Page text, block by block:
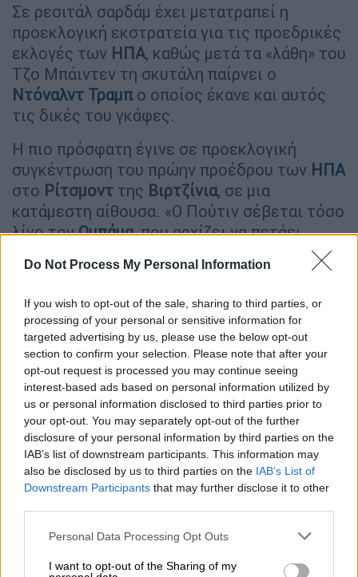
Do Not Process My Personal Information
If you wish to opt-out of the sale, sharing to third parties, or
processing of your personal or sensitive information for
targeted advertising by us, please use the below opt-out
section to confirm your selection. Please note that after your
opt-out request is processed you may continue seeing
interest-based ads based on personal information utilized by
us or personal information disclosed to third parties prior to
your opt-out. You may separately opt-out of the further
disclosure of your personal information by third parties on the
IAB’s list of downstream participants. This information may
also be disclosed by us to third parties on the IAB’s List of
Downstream Participants that may further disclose it to other
Please note that this website/app uses one or more Google
not limited to your visit or usage behaviour. You may click to
Personal Data Processing Opt Outs
I want to opt-out of the Sharing of my
Σε ρεσιτάλ σαρδάμ έχει μετατραπεί η
προεκλογική εκστρατεία για τις προεδρικές
εκλογές των ΗΠΑ, καθώς μετά τα «λάθη» του
Τζο Μπάιντεν τη σκυτάλη παίρνει ο
Ντόναλντ Τραμπο οποίος έκανε και αυτός
τις δικές του γκάφες.
Η πιο πρόσφατη έγινε σε προεκλογική
συγκέντρωση του πρώην προέδρου των ΗΠΑ
στο Ρίτσμοντ της Βιρτζίνια, σε μια
κατάμεστη αίθουσα. «Ο Πούτιν σέβεται τόσο
λίγο τονΟμπάμα, που αρχίζει να πετάει
πυρηνικές απειλές. Άρχισε να μιλάει για
ΔΙΑΒΑΣΤΕ ΕΠΙΣΗΣ
Κόσμος|04.03.2024 09:35
Συναντά τον Τραμπ ο Όρμπαν στις 8
Μαρτίου
Κόσμος 04.03.2024 08:00
ΗΠΑ: Επικράτησε στην Ουάσινγκτον
η Χέιλι - Πρώτη νίκη απέναντι στον
Τραμπ